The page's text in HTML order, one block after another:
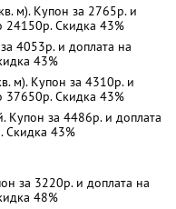
м). Купон за 2765р. и
24150р. Скидка 43%
4053р. и доплата на
43%
м). Купон за 4310р. и
37650р. Скидка 43%
за 4486р. и доплата
Скидка 43%
за 3220р. и доплата на
48%